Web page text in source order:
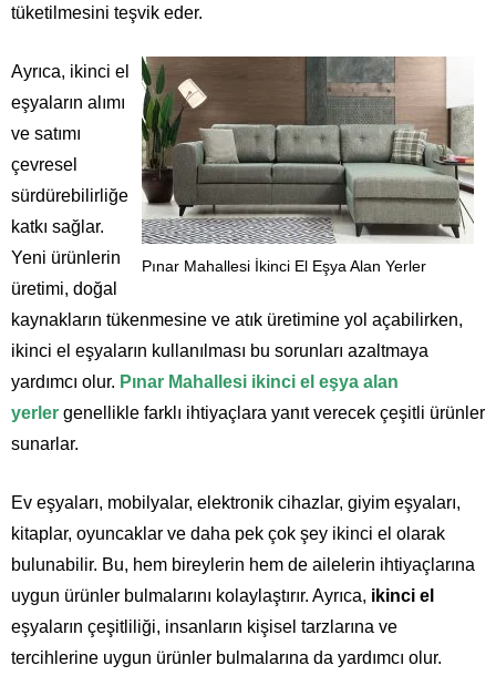
tüketilmesini teşvik eder.
Pınar Mahallesi İkinci El Eşya Alan Yerler
Ayrıca, ikinci el
eşyaların alımı
ve satımı
çevresel
sürdürebilirliğe
katkı sağlar.
Yeni ürünlerin
üretimi, doğal
kaynakların tükenmesine ve atık üretimine yol açabilirken,
ikinci el eşyaların kullanılması bu sorunları azaltmaya
yardımcı olur. Pınar Mahallesi ikinci el eşya alan
yerler genellikle farklı ihtiyaçlara yanıt verecek çeşitli ürünler
sunarlar.
Ev eşyaları, mobilyalar, elektronik cihazlar, giyim eşyaları,
kitaplar, oyuncaklar ve daha pek çok şey ikinci el olarak
bulunabilir. Bu, hem bireylerin hem de ailelerin ihtiyaçlarına
uygun ürünler bulmalarını kolaylaştırır. Ayrıca, ikinci el
eşyaların çeşitliliği, insanların kişisel tarzlarına ve
tercihlerine uygun ürünler bulmalarına da yardımcı olur.